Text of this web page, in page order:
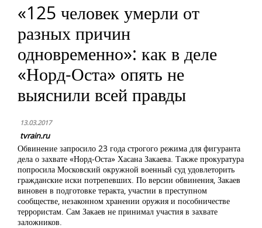
«125 человек умерли от
разных причин
одновременно»: как в деле
«Норд-Оста» опять не
выяснили всей правды
13.03.2017
tvrain.ru
Обвинение запросило 23 года строгого режима для фигуранта
дела о захвате «Норд-Оста» Хасана Закаева. Также прокуратура
попросила Московский окружной военный суд удовлеторить
гражданские иски потрепевших. По версии обвинения, Закаев
виновен в подготовке теракта, участии в преступном
сообществе, незаконном хранении оружия и пособничестве
террористам. Сам Закаев не принимал участия в захвате
заложников.